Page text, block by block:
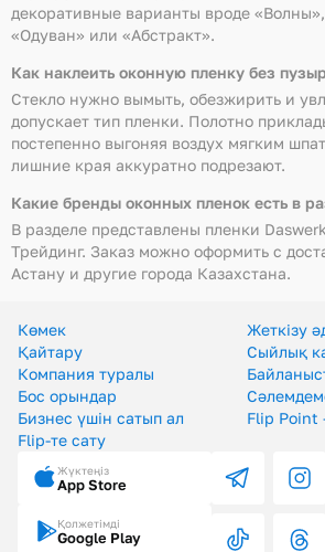
декоративные варианты вроде
«Одуван» или «Абстракт».
Как наклеить оконную пленку без
Стекло нужно вымыть, обезжирить и
допускает тип пленки. Полотно
постепенно выгоняя воздух мягким
лишние края аккуратно подрезают.
Какие бренды оконных пленок есть в
В разделе представлены пленки
Трейдинг. Заказ можно оформить с
Астану и другие города Казахстана.
Көмек
Жеткізу
Қайтару
Сыйлық
Компания туралы
Бос орындар
Бизнес үшін сатып ал
Flip Point
Flip-те сату
Жүктеңіз
App Store
Қолжетімді
Google Play